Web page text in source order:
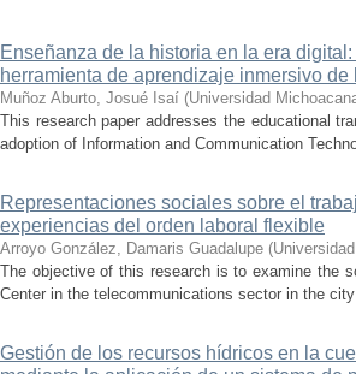
Enseñanza de la historia en la era
herramienta de aprendizaje inmersivo de
Muñoz Aburto, Josué Isaí (Universidad
This research paper addresses the educational
adoption of Information and Communication
Representaciones sociales sobre el
experiencias del orden laboral flexible
Arroyo González, Damaris Guadalupe (
The objective of this research is to examine the
Center in the telecommunications sector in the
Gestión de los recursos hídricos en la